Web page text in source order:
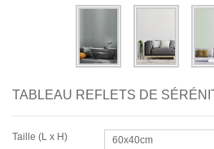
TABLEAU REFLETS DE
Taille (L x H) 60x40cm